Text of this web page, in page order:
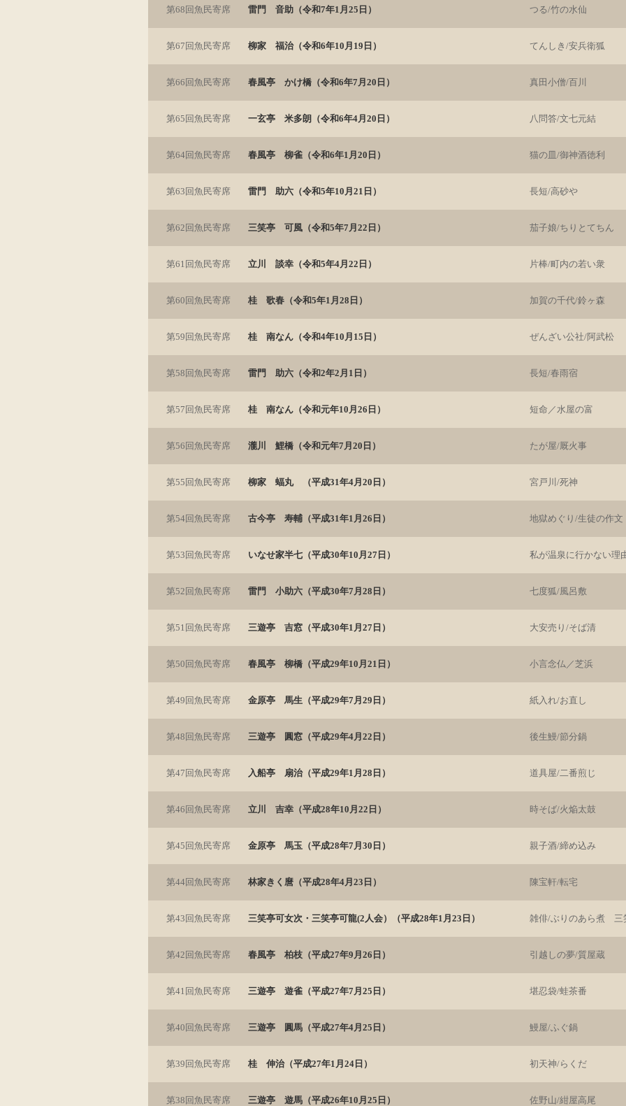
第68回魚民寄席 雷門 音助（令和7年1月25日） つる/竹の水仙
第67回魚民寄席 柳家 福治（令和6年10月19日） てんしき/安兵衛狐
第66回魚民寄席 春風亭 かけ橋（令和6年7月20日） 真田小僧/百川
第65回魚民寄席 一玄亭 米多朗（令和6年4月20日） 八問答/文七元結
第64回魚民寄席 春風亭 柳雀（令和6年1月20日） 猫の皿/御神酒徳利
第63回魚民寄席 雷門 助六（令和5年10月21日） 長短/高砂や
第62回魚民寄席 三笑亭 可風（令和5年7月22日） 茄子娘/ちりとてちん
第61回魚民寄席 立川 談幸（令和5年4月22日） 片棒/町内の若い衆
第60回魚民寄席 桂 歌春（令和5年1月28日） 加賀の千代/鈴ヶ森
第59回魚民寄席 桂 南なん（令和4年10月15日） ぜんざい公社/阿武松
第58回魚民寄席 雷門 助六（令和2年2月1日） 長短/春雨宿
第57回魚民寄席 桂 南なん（令和元年10月26日） 短命／水屋の富
第56回魚民寄席 瀧川 鯉橋（令和元年7月20日） たが屋/厩火事
第55回魚民寄席 柳家 蝠丸 （平成31年4月20日） 宮戸川/死神
第54回魚民寄席 古今亭 寿輔（平成31年1月26日） 地獄めぐり/生徒の作文
第53回魚民寄席 いなせ家半七（平成30年10月27日） 私が温泉に行かない理
第52回魚民寄席 雷門 小助六（平成30年7月28日） 七度狐/風呂敷
第51回魚民寄席 三遊亭 吉窓（平成30年1月27日） 大安売り/そば清
第50回魚民寄席 春風亭 柳橋（平成29年10月21日） 小言念仏／芝浜
第49回魚民寄席 金原亭 馬生（平成29年7月29日） 紙入れ/お直し
第48回魚民寄席 三遊亭 圓窓（平成29年4月22日） 後生鰻/節分鍋
第47回魚民寄席 入船亭 扇治（平成29年1月28日） 道具屋/二番煎じ
第46回魚民寄席 立川 吉幸（平成28年10月22日） 時そば/火焔太鼓
第45回魚民寄席 金原亭 馬玉（平成28年7月30日） 親子酒/締め込み
第44回魚民寄席 林家きく麿（平成28年4月23日） 陳宝軒/転宅
第43回魚民寄席 三笑亭可女次・三笑亭可龍(2人会）（平成28年1月23日） 雑俳/ぶりのあら煮 三
第42回魚民寄席 春風亭 柏枝（平成27年9月26日） 引越しの夢/質屋蔵
第41回魚民寄席 三遊亭 遊雀（平成27年7月25日） 堪忍袋/蛙茶番
第40回魚民寄席 三遊亭 圓馬（平成27年4月25日） 鰻屋/ふぐ鍋
第39回魚民寄席 桂 伸治（平成27年1月24日） 初天神/らくだ
第38回魚民寄席 三遊亭 遊馬（平成26年10月25日） 佐野山/紺屋高尾